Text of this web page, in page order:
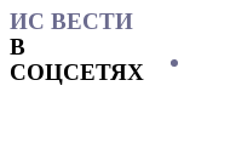
ИС ВЕСТИ
В
СОЦСЕТЯХ